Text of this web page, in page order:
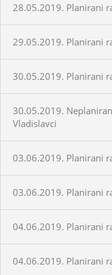
28.05.2019. Planirani
29.05.2019. Planirani
30.05.2019. Planirani
30.05.2019.
Vladislavci
03.06.2019. Planirani
03.06.2019. Planirani
04.06.2019. Planirani
04.06.2019. Planirani